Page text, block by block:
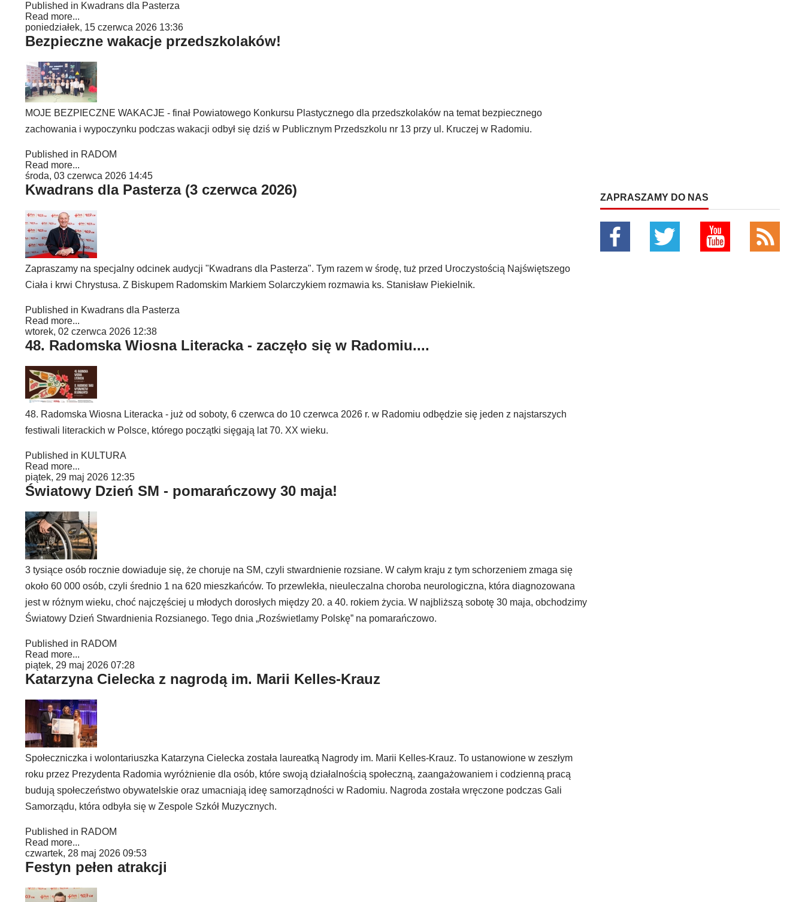
Published in Kwadrans dla Pasterza
Read more...
poniedziałek, 15 czerwca 2026 13:36
Bezpieczne wakacje przedszkolaków!
MOJE BEZPIECZNE WAKACJE - finał Powiatowego Konkursu Plastycznego dla przedszkolaków na temat bezpiecznego
zachowania i wypoczynku podczas wakacji odbył się dziś w Publicznym Przedszkolu nr 13 przy ul. Kruczej w Radomiu.
Published in RADOM
Read more...
środa, 03 czerwca 2026 14:45
Kwadrans dla Pasterza (3 czerwca 2026)
Zapraszamy na specjalny odcinek audycji "Kwadrans dla Pasterza". Tym razem w środę, tuż przed Uroczystością Najświętszego
Ciała i krwi Chrystusa. Z Biskupem Radomskim Markiem Solarczykiem rozmawia ks. Stanisław Piekielnik.
Published in Kwadrans dla Pasterza
Read more...
wtorek, 02 czerwca 2026 12:38
48. Radomska Wiosna Literacka - zaczęło się w Radomiu....
48. Radomska Wiosna Literacka - już od soboty, 6 czerwca do 10 czerwca 2026 r. w Radomiu odbędzie się jeden z najstarszych
festiwali literackich w Polsce, którego początki sięgają lat 70. XX wieku.
Published in KULTURA
Read more...
piątek, 29 maj 2026 12:35
Światowy Dzień SM - pomarańczowy 30 maja!
3 tysiące osób rocznie dowiaduje się, że choruje na SM, czyli stwardnienie rozsiane. W całym kraju z tym schorzeniem zmaga się
około 60 000 osób, czyli średnio 1 na 620 mieszkańców. To przewlekła, nieuleczalna choroba neurologiczna, która diagnozowana
jest w różnym wieku, choć najczęściej u młodych dorosłych między 20. a 40. rokiem życia. W najbliższą sobotę 30 maja, obchodzimy
Światowy Dzień Stwardnienia Rozsianego. Tego dnia „Rozświetlamy Polskę” na pomarańczowo.
Published in RADOM
Read more...
piątek, 29 maj 2026 07:28
Katarzyna Cielecka z nagrodą im. Marii Kelles-Krauz
Społeczniczka i wolontariuszka Katarzyna Cielecka została laureatką Nagrody im. Marii Kelles-Krauz. To ustanowione w zeszłym
roku przez Prezydenta Radomia wyróżnienie dla osób, które swoją działalnością społeczną, zaangażowaniem i codzienną pracą
budują społeczeństwo obywatelskie oraz umacniają ideę samorządności w Radomiu. Nagroda została wręczone podczas Gali
Samorządu, która odbyła się w Zespole Szkół Muzycznych.
Published in RADOM
Read more...
czwartek, 28 maj 2026 09:53
Festyn pełen atrakcji
ZAPRASZAMY DO NAS